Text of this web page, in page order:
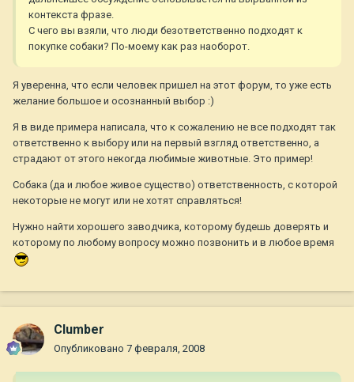
контекста фразе.
С чего вы взяли, что люди безответственно подходят к
покупке собаки? По-моему как раз наоборот.
Я уверенна, что если человек пришел на этот форум, то уже есть
желание большое и осознанный выбор :)
Я в виде примера написала, что к сожалению не все подходят так
ответственно к выбору или на первый взгляд ответственно, а
страдают от этого некогда любимые животные. Это пример!
Собака (да и любое живое существо) ответственность, с которой
некоторые не могут или не хотят справляться!
Нужно найти хорошего заводчика, которому будешь доверять и
которому по любому вопросу можно позвонить и в любое время
Clumber
Опубликовано 7 февраля, 2008